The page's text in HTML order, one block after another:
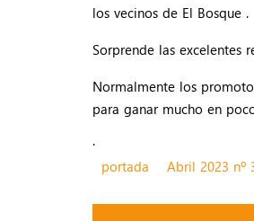
los vecinos de El Bosque .
Sorprende las excelentes
Normalmente los
para ganar mucho en
.
portada
Abril 2023 nº